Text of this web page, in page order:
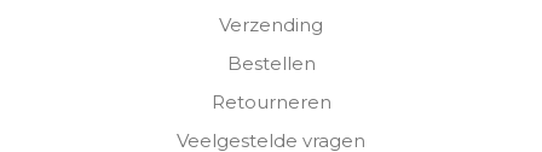
Verzending
Bestellen
Retourneren
Veelgestelde vragen